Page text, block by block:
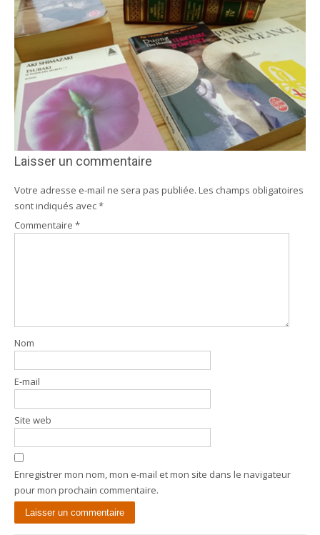
Laisser un commentaire
Votre adresse e-mail ne sera pas publiée. Les champs obligatoires
sont indiqués avec*
Commentaire *
Nom
E-mail
Site web
Enregistrer mon nom, mon e-mail et mon site dans le navigateur
pour mon prochain commentaire.